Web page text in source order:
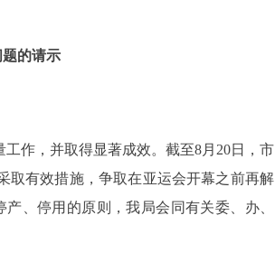
的请示
作，并取得显著成效。截至8月20日，市
取有效措施，争取在亚运会开幕之前再解
、停用的原则，我局会同有关委、办、